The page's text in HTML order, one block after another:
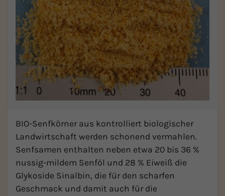
BIO-Senfkörner aus kontrolliert biologischer
Landwirtschaft werden schonend vermahlen.
Senfsamen enthalten neben etwa 20 bis 36 %
nussig-mildem Senföl und 28 % Eiweiß die
Glykoside Sinalbin, die für den scharfen
Geschmack und damit auch für die